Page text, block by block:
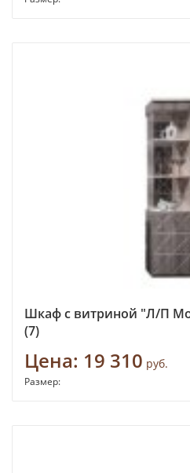
Шкаф с витриной "Л/П
(7)
Цена: 19 310 руб.
Размер: